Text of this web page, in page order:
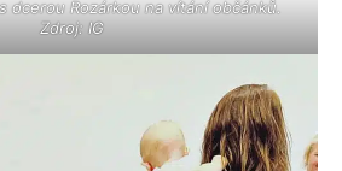
dcerou Rozárkou na vítání občánků.
Zdroj: IG